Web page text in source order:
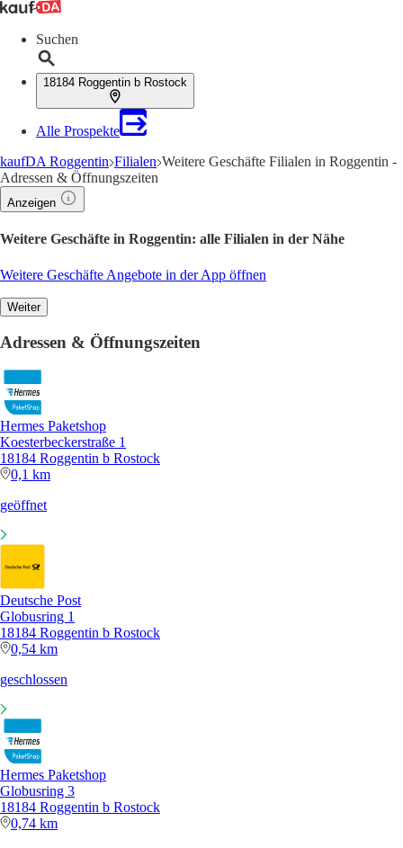
Suchen
18184 Roggentin b Rostock
Alle Prospekte
kaufDA Roggentin Filialen Weitere Geschäfte Filialen in Roggentin -
Adressen & Öffnungszeiten
Anzeigen
Weitere Geschäfte in Roggentin: alle Filialen in der Nähe
Weitere Geschäfte Angebote in der App öffnen
Weiter
Adressen & Öffnungszeiten
Hermes Paketshop
Koesterbeckerstraße 1
18184 Roggentin b Rostock
0,1 km
geöffnet
Deutsche Post
Globusring 1
18184 Roggentin b Rostock
0,54 km
geschlossen
Hermes Paketshop
Globusring 3
18184 Roggentin b Rostock
0,74 km